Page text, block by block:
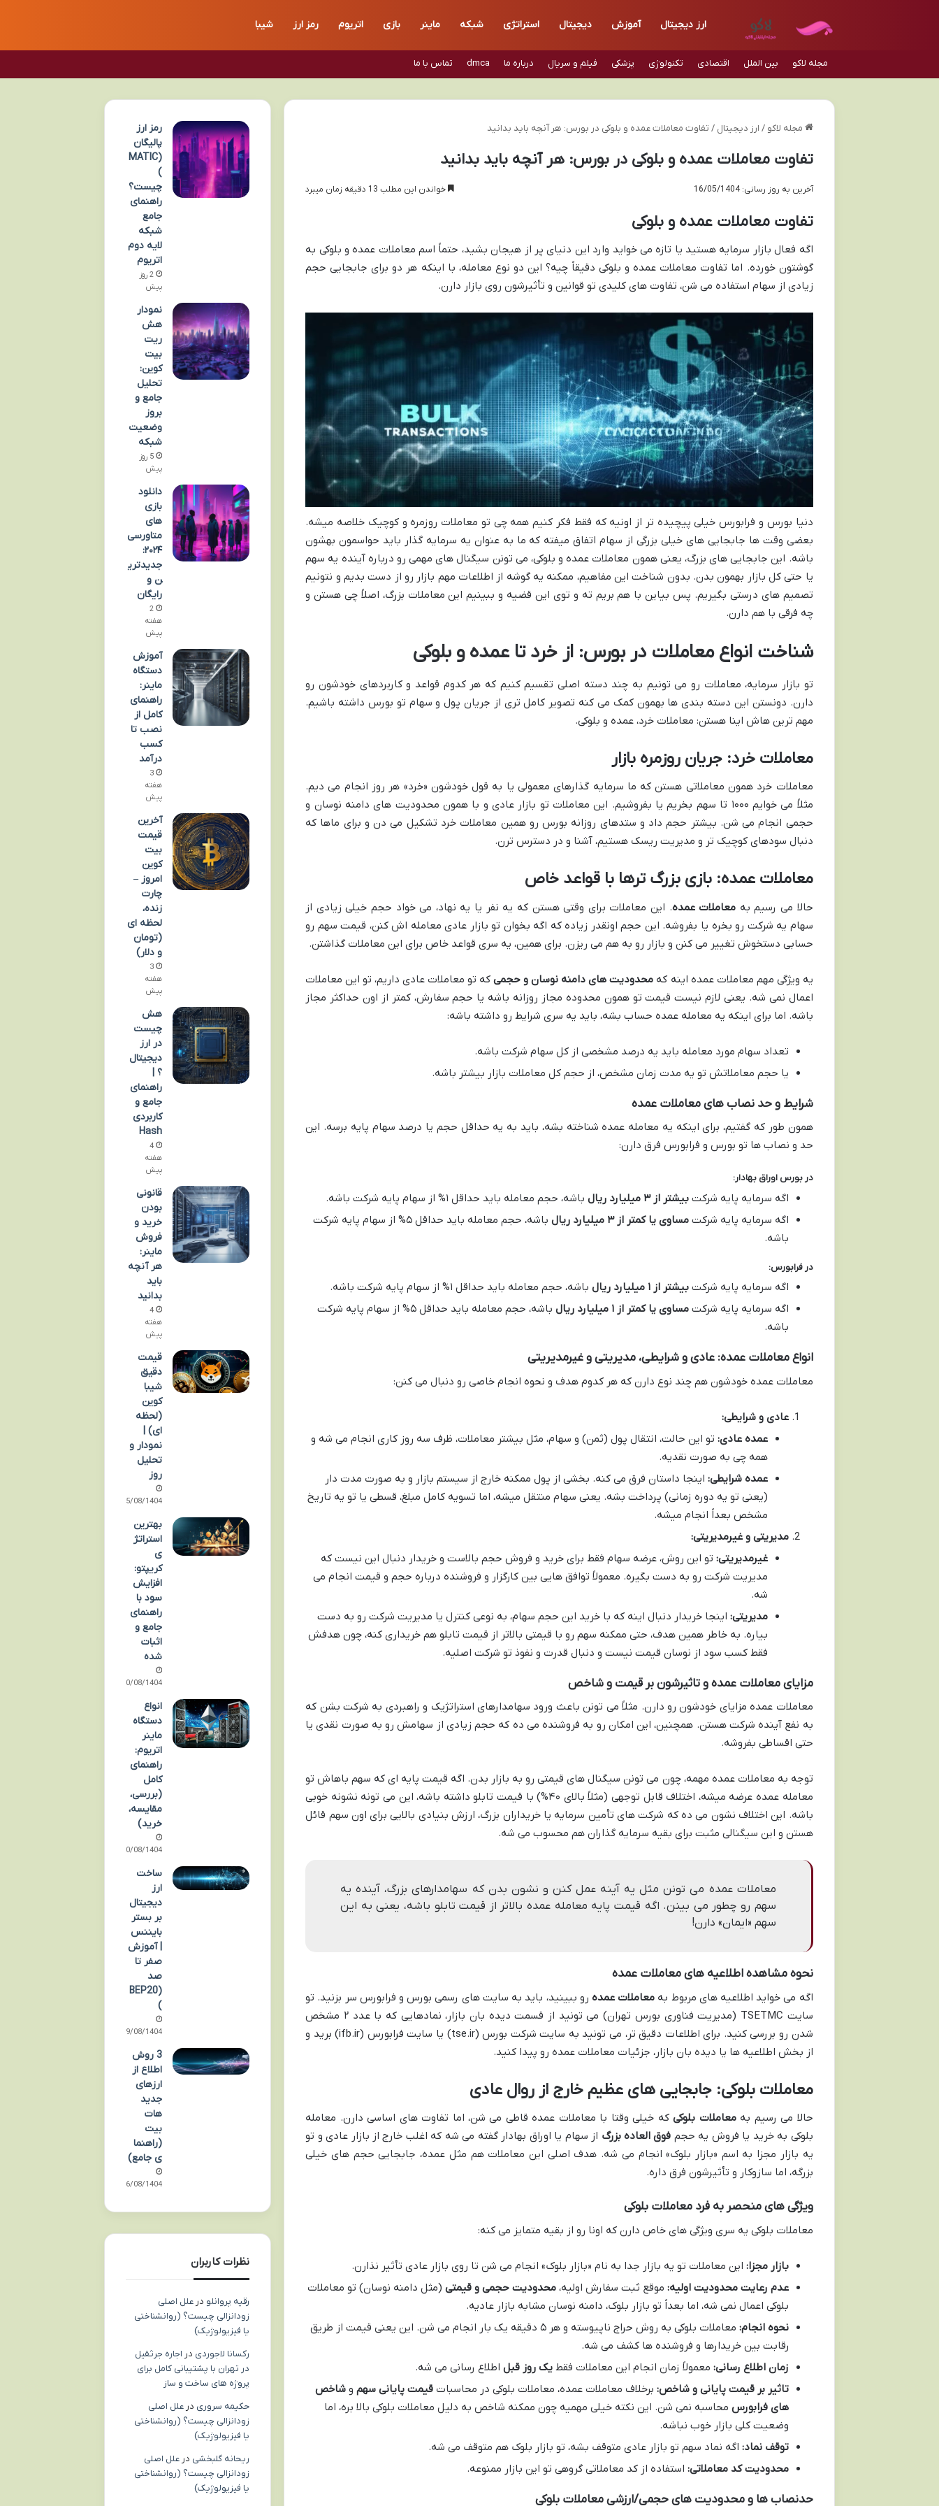
ارز دیجیتال آموزش دیجیتال استراتژی شبکه ماینر بازی اتریوم رمز ارز شیبا
مجله لاکو بین الملل اقتصادی تکنولوژی پزشکی فیلم و سریال درباره ما dmca تماس با ما
مجله لاکو / ارز دیجیتال / تفاوت معاملات عمده و بلوکی در بورس: هر آنچه باید بدانید
تفاوت معاملات عمده و بلوکی در بورس: هر آنچه باید بدانید
آخرین به روز رسانی: 16/05/1404 خواندن این مطلب 13 دقیقه زمان میبرد
تفاوت معاملات عمده و بلوکی
اگه فعال بازار سرمایه هستید یا تازه می خواید وارد این دنیای پر از هیجان بشید، حتماً اسم معاملات عمده و بلوکی به
گوشتون خورده. اما تفاوت معاملات عمده و بلوکی دقیقاً چیه؟ این دو نوع معامله، با اینکه هر دو برای جابجایی حجم
زیادی از سهام استفاده می شن، تفاوت های کلیدی تو قوانین و تأثیرشون روی بازار دارن.
دنیا بورس و فرابورس خیلی پیچیده تر از اونیه که فقط فکر کنیم همه چی تو معاملات روزمره و کوچیک خلاصه میشه.
بعضی وقت ها جابجایی های خیلی بزرگی از سهام اتفاق میفته که ما به عنوان یه سرمایه گذار باید حواسمون بهشون
باشه. این جابجایی های بزرگ، یعنی همون معاملات عمده و بلوکی، می تونن سیگنال های مهمی رو درباره آینده یه سهم
یا حتی کل بازار بهمون بدن. بدون شناخت این مفاهیم، ممکنه یه گوشه از اطلاعات مهم بازار رو از دست بدیم و نتونیم
تصمیم های درستی بگیریم. پس بیاین با هم بریم ته و توی این قضیه و ببینیم این معاملات بزرگ، اصلاً چی هستن و
چه فرقی با هم دارن.
شناخت انواع معاملات در بورس: از خرد تا عمده و بلوکی
تو بازار سرمایه، معاملات رو می تونیم به چند دسته اصلی تقسیم کنیم که هر کدوم قواعد و کاربردهای خودشون رو
دارن. دونستن این دسته بندی ها بهمون کمک می کنه تصویر کامل تری از جریان پول و سهام تو بورس داشته باشیم.
مهم ترین هاش اینا هستن: معاملات خرد، عمده و بلوکی.
معاملات خرد: جریان روزمره بازار
معاملات خرد همون معاملاتی هستن که ما سرمایه گذارهای معمولی یا به قول خودشون «خرد» هر روز انجام می دیم.
مثلاً می خوایم ۱۰۰۰ تا سهم بخریم یا بفروشیم. این معاملات تو بازار عادی و با همون محدودیت های دامنه نوسان و
حجمی انجام می شن. بیشتر حجم داد و ستدهای روزانه بورس رو همین معاملات خرد تشکیل می دن و برای ماها که
دنبال سودهای کوچیک تر و مدیریت ریسک هستیم، آشنا و در دسترس ترن.
معاملات عمده: بازی بزرگ ترها با قواعد خاص
حالا می رسیم به معاملات عمده. این معاملات برای وقتی هستن که یه نفر یا یه نهاد، می خواد حجم خیلی زیادی از
سهام یه شرکت رو بخره یا بفروشه. این حجم اونقدر زیاده که اگه بخوان تو بازار عادی معامله اش کنن، قیمت سهم رو
حسابی دستخوش تغییر می کنن و بازار رو به هم می ریزن. برای همین، یه سری قواعد خاص برای این معاملات گذاشتن.
یه ویژگی مهم معاملات عمده اینه که محدودیت های دامنه نوسان و حجمیکه تو معاملات عادی داریم، تو این معاملات
اعمال نمی شه. یعنی لازم نیست قیمت تو همون محدوده مجاز روزانه باشه یا حجم سفارش، کمتر از اون حداکثر مجاز
باشه. اما برای اینکه یه معامله عمده حساب بشه، باید یه سری شرایط رو داشته باشه:
تعداد سهام مورد معامله باید یه درصد مشخصی از کل سهام شرکت باشه.
یا حجم معاملاتش تو یه مدت زمان مشخص، از حجم کل معاملات بازار بیشتر باشه.
شرایط و حد نصاب های معاملات عمده
همون طور که گفتیم، برای اینکه یه معامله عمده شناخته بشه، باید به یه حداقل حجم یا درصد سهام پایه برسه. این
حد و نصاب ها تو بورس و فرابورس فرق دارن:
در بورس اوراق بهادار:
اگه سرمایه پایه شرکتبیشتر از ۳ میلیارد ریال
باشه، حجم معامله باید حداقل ۱% از سهام پایه شرکت باشه.
اگه سرمایه پایه شرکتمساوی یا کمتر از ۳ میلیارد ریال
باشه، حجم معامله باید حداقل ۵% از سهام پایه شرکت
باشه.
در فرابورس:
اگه سرمایه پایه شرکتبیشتر از ۱ میلیارد ریال
باشه، حجم معامله باید حداقل ۱% از سهام پایه شرکت باشه.
اگه سرمایه پایه شرکتمساوی یا کمتر از ۱ میلیارد ریال
باشه، حجم معامله باید حداقل ۵% از سهام پایه شرکت
باشه.
انواع معاملات عمده: عادی و شرایطی، مدیریتی و غیرمدیریتی
معاملات عمده خودشون هم چند نوع دارن که هر کدوم هدف و نحوه انجام خاصی رو دنبال می کنن:
عادی و شرایطی:
عمده عادی: تو این حالت، انتقال پول (ثمن) و سهام، مثل بیشتر معاملات، ظرف سه روز کاری انجام می شه و
همه چی به صورت نقدیه.
عمده شرایطی: اینجا داستان فرق می کنه. بخشی از پول ممکنه خارج از سیستم بازار و به صورت مدت دار
(یعنی تو یه دوره زمانی) پرداخت بشه. یعنی سهام منتقل میشه، اما تسویه کامل مبلغ، قسطی یا تو یه تاریخ
مشخص بعداً انجام میشه.
مدیریتی و غیرمدیریتی:
غیرمدیریتی: تو این روش، عرضه سهام فقط برای خرید و فروش حجم بالاست و خریدار دنبال این نیست که
مدیریت شرکت رو به دست بگیره. معمولاً توافق هایی بین کارگزار و فروشنده درباره حجم و قیمت انجام می
شه.
مدیریتی: اینجا خریدار دنبال اینه که با خرید این حجم سهام، به نوعی کنترل یا مدیریت شرکت رو به دست
بیاره. به خاطر همین هدف، حتی ممکنه سهم رو با قیمتی بالاتر از قیمت تابلو هم خریداری کنه، چون هدفش
فقط کسب سود از نوسان قیمت نیست و دنبال قدرت و نفوذ تو شرکت اصلیه.
مزایای معاملات عمده و تاثیرشون بر قیمت و شاخص
معاملات عمده مزایای خودشون رو دارن. مثلاً می تونن باعث ورود سهامدارهای استراتژیک و راهبردی به شرکت بشن که
به نفع آینده شرکت هستن. همچنین، این امکان رو به فروشنده می ده که حجم زیادی از سهامش رو به صورت نقدی یا
حتی اقساطی بفروشه.
توجه به معاملات عمده مهمه، چون می تونن سیگنال های قیمتی رو به بازار بدن. اگه قیمت پایه ای که سهم باهاش تو
معامله عمده عرضه میشه، اختلاف قابل توجهی (مثلاً بالای ۴۰%) با قیمت تابلو داشته باشه، این می تونه نشونه خوبی
باشه. این اختلاف نشون می ده که شرکت های تأمین سرمایه یا خریداران بزرگ، ارزش بنیادی بالایی برای اون سهم قائل
هستن و این سیگنالی مثبت برای بقیه سرمایه گذاران هم محسوب می شه.
معاملات عمده می تونن مثل یه آینه عمل کنن و نشون بدن که سهامدارهای بزرگ، آینده یه
سهم رو چطور می بینن. اگه قیمت پایه معامله عمده بالاتر از قیمت تابلو باشه، یعنی به این
سهم «ایمان» دارن!
نحوه مشاهده اطلاعیه های معاملات عمده
اگه می خواید اطلاعیه های مربوط به معاملات عمده رو ببینید، باید به سایت های رسمی بورس و فرابورس سر بزنید. تو
سایت TSETMC (مدیریت فناوری بورس تهران) می تونید از قسمت دیده بان بازار، نمادهایی که با عدد ۲ مشخص
شدن رو بررسی کنید. برای اطلاعات دقیق تر، می تونید به سایت شرکت بورس (tse.ir) یا سایت فرابورس (ifb.ir) برید و
از بخش اطلاعیه ها یا دیده بان بازار، جزئیات معاملات عمده رو پیدا کنید.
معاملات بلوکی: جابجایی های عظیم خارج از روال عادی
حالا می رسیم بهمعاملات بلوکیکه خیلی وقتا با معاملات عمده قاطی می شن، اما تفاوت های اساسی دارن. معامله
بلوکی به خرید یا فروش یه حجم فوق العاده بزرگ از سهام یا اوراق بهادار گفته می شه که اغلب خارج از بازار عادی و تو
یه بازار مجزا به اسم «بازار بلوک» انجام می شه. هدف اصلی این معاملات هم مثل عمده، جابجایی حجم های خیلی
بزرگه، اما سازوکار و تأثیرشون فرق داره.
ویژگی های منحصر به فرد معاملات بلوکی
معاملات بلوکی یه سری ویژگی های خاص دارن که اونا رو از بقیه متمایز می کنه:
بازار مجزا: این معاملات تو یه بازار جدا به نام «بازار بلوک» انجام می شن تا روی بازار عادی تأثیر نذارن.
عدم رعایت محدودیت اولیه: موقع ثبت سفارش اولیه،محدودیت حجمی و قیمتی (مثل دامنه نوسان) تو معاملات
بلوکی اعمال نمی شه، اما بعداً تو بازار بلوک، دامنه نوسان مشابه بازار عادیه.
نحوه انجام:
معاملات بلوکی به روش حراج ناپیوسته و هر ۵ دقیقه یک بار انجام می شن. این یعنی قیمت از طریق
رقابت بین خریدارها و فروشنده ها کشف می شه.
زمان اطلاع رسانی: معمولاً زمان انجام این معاملات فقطیک روز قبل اطلاع رسانی می شه.
تاثیر بر قیمت پایانی و شاخص: برخلاف معاملات عمده، معاملات بلوکی در محاسباتقیمت پایانی سهم وشاخص
های فرابورس محاسبه نمی شن. این نکته خیلی مهمیه چون ممکنه شاخص به دلیل معاملات بلوکی بالا بره، اما
وضعیت کلی بازار خوب نباشه.
توقف نماد: اگه نماد سهم تو بازار عادی متوقف بشه، تو بازار بلوک هم متوقف می شه.
محدودیت کد معاملاتی: استفاده از کد معاملاتی گروهی تو این بازار ممنوعه.
حدنصاب ها و محدودیت های حجمی/ارزشی معاملات بلوکی
رمز ارز
پالیگان
(MATIC
)
چیست؟
راهنمای
جامع
شبکه
لایه دوم
اتریوم
2 روز
پیش
نمودار
هش
ریت
بیت
کوین:
تحلیل
جامع و
بروز
وضعیت
شبکه
5 روز
پیش
دانلود
بازی
های
متاورسی
۲۰۲۴:
جدیدتری
ن و
رایگان
2
هفته
پیش
آموزش
دستگاه
ماینر:
راهنمای
کامل از
نصب تا
کسب
درآمد
3
هفته
پیش
آخرین
قیمت
بیت
کوین
امروز –
چارت
زنده،
لحظه ای
(تومان
و دلار)
3
هفته
پیش
هش
چیست
در ارز
دیجیتال
؟ |
راهنمای
جامع و
کاربردی
Hash
4
هفته
پیش
قانونی
بودن
خرید و
فروش
ماینر:
هر آنچه
باید
بدانید
4
هفته
پیش
قیمت
دقیق
شیبا
کوین
(لحظه
ای) |
نمودار و
تحلیل
روز
15/08/1404
بهترین
استراتژ
ی
کریپتو:
افزایش
سود با
راهنمای
جامع و
اثبات
شده
10/08/1404
انواع
دستگاه
ماینر
اتریوم:
راهنمای
کامل
(بررسی،
مقایسه،
خرید)
10/08/1404
ساخت
ارز
دیجیتال
بر بستر
بایننس
| آموزش
صفر تا
صد
(BEP20
)
09/08/1404
3 روش
اطلاع از
ارزهای
جدید
هات
بیت
(راهنما
ی جامع)
06/08/1404
نظرات کاربران
رقیه پروانلو در علل اصلی
زودانزالی چیست؟ (روانشناختی
یا فیزیولوژیک)
رکسانا لاجوردی در اجاره جرثقیل
در تهران با پشتیبانی کامل برای
پروژه های ساخت و ساز
حکیمه سروری در علل اصلی
زودانزالی چیست؟ (روانشناختی
یا فیزیولوژیک)
ریحانه گلبخشی در علل اصلی
زودانزالی چیست؟ (روانشناختی
یا فیزیولوژیک)